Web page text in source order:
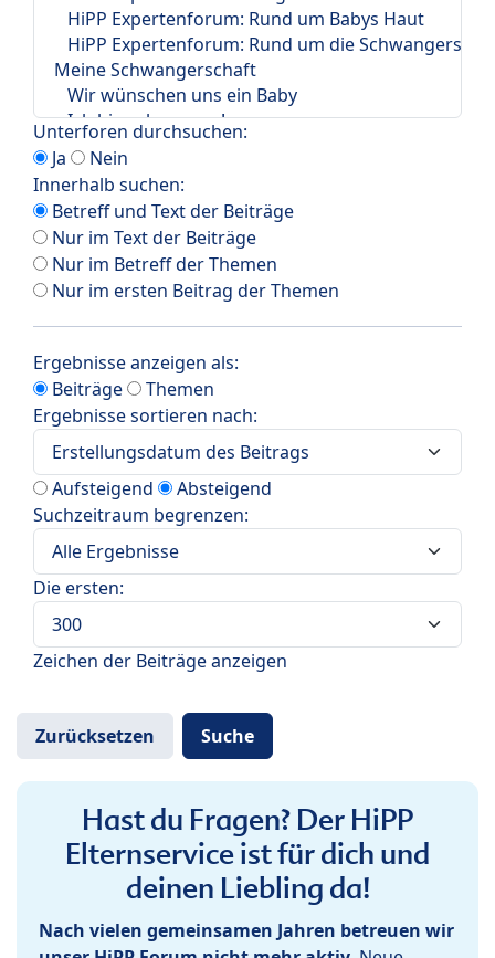
Unterforen durchsuchen:
Ja
Nein
Innerhalb suchen:
Betreff und Text der Beiträge
Nur im Text der Beiträge
Nur im Betreff der Themen
Nur im ersten Beitrag der Themen
Ergebnisse anzeigen als:
Beiträge
Themen
Ergebnisse sortieren nach:
Aufsteigend
Absteigend
Suchzeitraum begrenzen:
Die ersten:
Zeichen der Beiträge anzeigen
Hast du Fragen? Der HiPP
Elternservice ist für dich und
deinen Liebling da!
Nach vielen gemeinsamen Jahren betreuen wir